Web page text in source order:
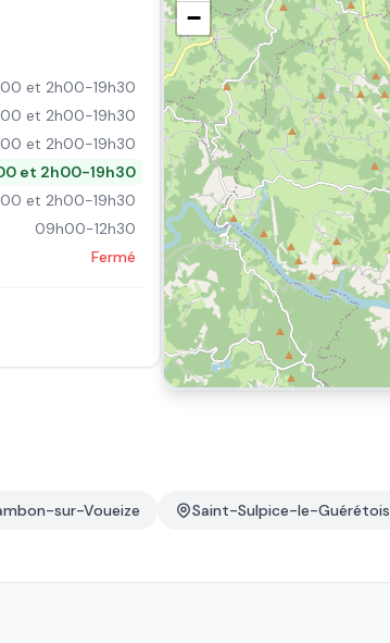
et 2h00-19h30
et 2h00-19h30
et 2h00-19h30
et 2h00-19h30
et 2h00-19h30
09h00-12h30
Fermé
−
sur-Voueize Saint-Sulpice-le-Guérétois